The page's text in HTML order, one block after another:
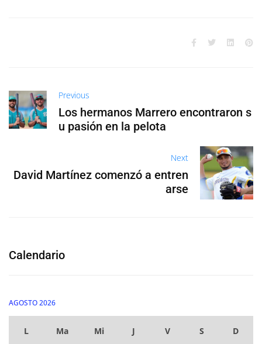
Previous
Los hermanos Marrero encontraron s
u pasión en la pelota
Next
David Martínez comenzó a entren
arse
Calendario
AGOSTO 2026
L Ma Mi J V S D